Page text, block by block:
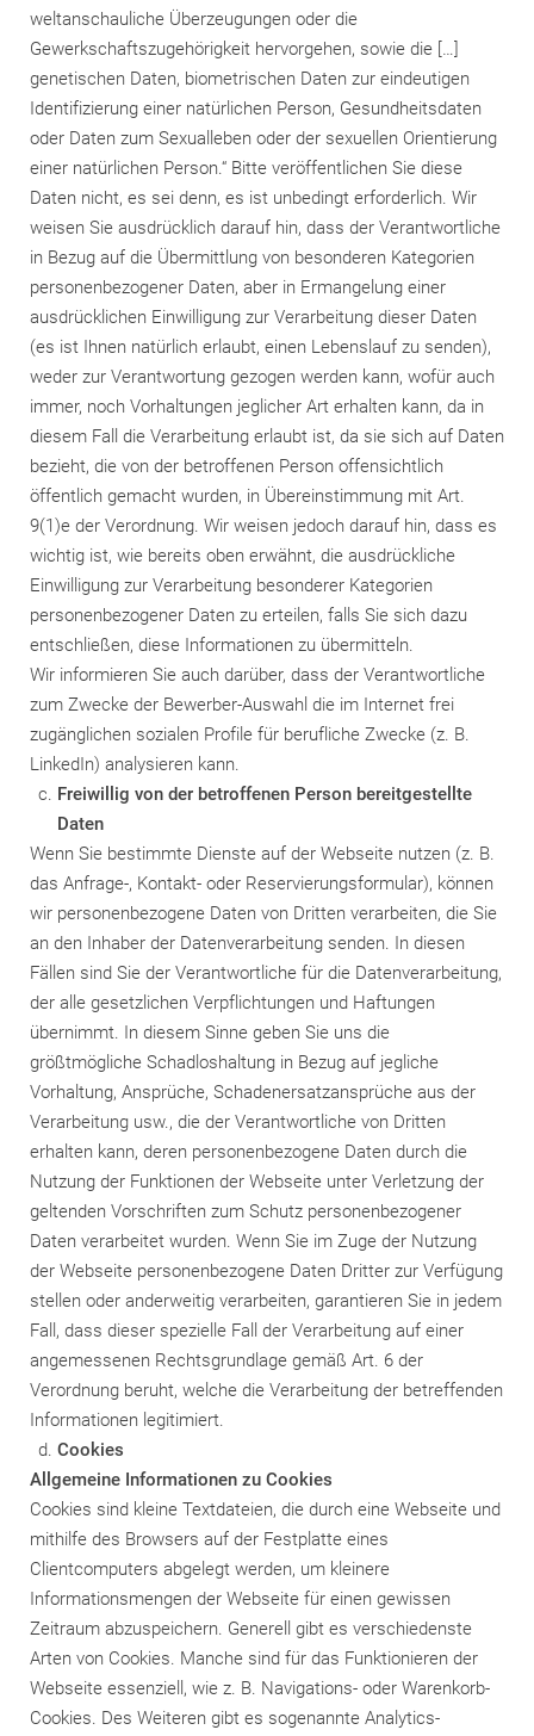
weltanschauliche Überzeugungen oder die
Gewerkschaftszugehörigkeit hervorgehen, sowie die […]
genetischen Daten, biometrischen Daten zur eindeutigen
Identifizierung einer natürlichen Person, Gesundheitsdaten
oder Daten zum Sexualleben oder der sexuellen Orientierung
einer natürlichen Person.“ Bitte veröffentlichen Sie diese
Daten nicht, es sei denn, es ist unbedingt erforderlich. Wir
weisen Sie ausdrücklich darauf hin, dass der Verantwortliche
in Bezug auf die Übermittlung von besonderen Kategorien
personenbezogener Daten, aber in Ermangelung einer
ausdrücklichen Einwilligung zur Verarbeitung dieser Daten
(es ist Ihnen natürlich erlaubt, einen Lebenslauf zu senden),
weder zur Verantwortung gezogen werden kann, wofür auch
immer, noch Vorhaltungen jeglicher Art erhalten kann, da in
diesem Fall die Verarbeitung erlaubt ist, da sie sich auf Daten
bezieht, die von der betroffenen Person offensichtlich
öffentlich gemacht wurden, in Übereinstimmung mit Art.
9(1)e der Verordnung. Wir weisen jedoch darauf hin, dass es
wichtig ist, wie bereits oben erwähnt, die ausdrückliche
Einwilligung zur Verarbeitung besonderer Kategorien
personenbezogener Daten zu erteilen, falls Sie sich dazu
entschließen, diese Informationen zu übermitteln.
Wir informieren Sie auch darüber, dass der Verantwortliche
zum Zwecke der Bewerber-Auswahl die im Internet frei
zugänglichen sozialen Profile für berufliche Zwecke (z. B.
LinkedIn) analysieren kann.
Freiwillig von der betroffenen Person bereitgestellte
Daten
Wenn Sie bestimmte Dienste auf der Webseite nutzen (z. B.
das Anfrage-, Kontakt- oder Reservierungsformular), können
wir personenbezogene Daten von Dritten verarbeiten, die Sie
an den Inhaber der Datenverarbeitung senden. In diesen
Fällen sind Sie der Verantwortliche für die Datenverarbeitung,
der alle gesetzlichen Verpflichtungen und Haftungen
übernimmt. In diesem Sinne geben Sie uns die
größtmögliche Schadloshaltung in Bezug auf jegliche
Vorhaltung, Ansprüche, Schadenersatzansprüche aus der
Verarbeitung usw., die der Verantwortliche von Dritten
erhalten kann, deren personenbezogene Daten durch die
Nutzung der Funktionen der Webseite unter Verletzung der
geltenden Vorschriften zum Schutz personenbezogener
Daten verarbeitet wurden. Wenn Sie im Zuge der Nutzung
der Webseite personenbezogene Daten Dritter zur Verfügung
stellen oder anderweitig verarbeiten, garantieren Sie in jedem
Fall, dass dieser spezielle Fall der Verarbeitung auf einer
angemessenen Rechtsgrundlage gemäß Art. 6 der
Verordnung beruht, welche die Verarbeitung der betreffenden
Informationen legitimiert.
Cookies
Allgemeine Informationen zu Cookies
Cookies sind kleine Textdateien, die durch eine Webseite und
mithilfe des Browsers auf der Festplatte eines
Clientcomputers abgelegt werden, um kleinere
Informationsmengen der Webseite für einen gewissen
Zeitraum abzuspeichern. Generell gibt es verschiedenste
Arten von Cookies. Manche sind für das Funktionieren der
Webseite essenziell, wie z. B. Navigations- oder Warenkorb-
Cookies. Des Weiteren gibt es sogenannte Analytics-